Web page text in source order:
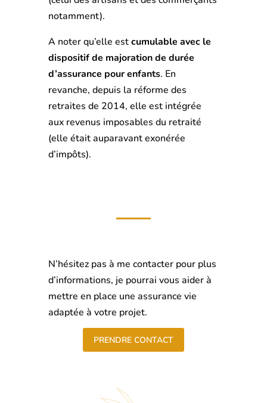
notamment).
A noter qu’elle estcumulable avec le
dispositif de majoration de durée
d’assurance pour enfants. En
revanche, depuis la réforme des
retraites de 2014, elle est intégrée
aux revenus imposables du retraité
(elle était auparavant exonérée
d’impôts).
N’hésitez pas à me contacter pour plus
d’informations, je pourrai vous aider à
mettre en place une assurance vie
adaptée à votre projet.
PRENDRE CONTACT